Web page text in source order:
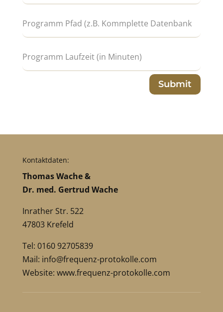
Submit
Kontaktdaten:
Thomas Wache &
Dr. med. Gertrud Wache
Inrather Str. 522
47803 Krefeld
Tel: 0160 92705839
Mail: info@frequenz-protokolle.com
Website: www.frequenz-protokolle.com